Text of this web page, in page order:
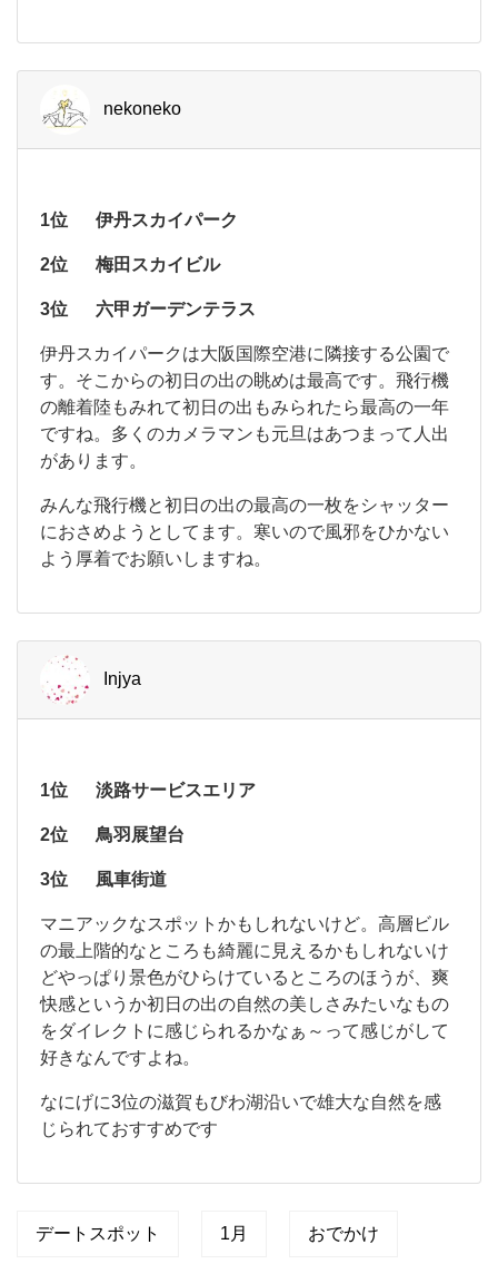
の
ま
一
緒
に
の
出
を
見
る、
初
日
ー
て
し
た
と
あ
出
す
ッ
ト
で
山
の
「
生
駒
山
上
遊
園
地
」
nekoneko
1位 伊丹スカイパーク
2位 梅田スカイビル
3位 六甲ガーデンテラス
伊
丹
ス
カ
イ
パ
ク
は
大
阪
に
隣
園
す
そ
か
ら
の
初
日
の
出
の
伊丹スカイパークは大阪国際空港に隣接する公園で
す。そこからの初日の出の眺めは最高です。飛行機
の離着陸もみれて初日の出もみられたら最高の一年
ですね。多くのカメラマンも元旦はあつまって人出
があります。
みんな飛行機と初日の出の最高の一枚をシャッター
におさめようとしてます。寒いので風邪をひかない
よう厚着でお願いしますね。
Injya
1位 淡路サービスエリア
2位 鳥羽展望台
3位 風車街道
マ
ニ
ア
ッ
ク
な
ス
ポ
ッ
ト
か
い
マニアックなスポットかもしれないけど。高層ビル
の最上階的なところも綺麗に見えるかもしれないけ
どやっぱり景色がひらけているところのほうが、爽
快感というか初日の出の自然の美しさみたいなもの
をダイレクトに感じられるかなぁ～って感じがして
好きなんですよね。
なにげに3位の滋賀もびわ湖沿いで雄大な自然を感
じられておすすめです
デートスポット 1月 おでかけ